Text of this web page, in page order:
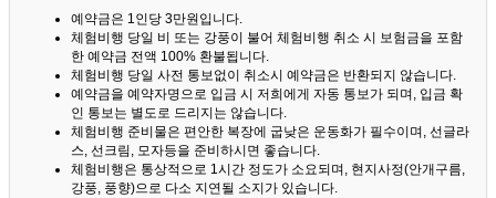
예약금은 1인당 3만원입니다.
체험비행 당일 비 또는 강풍이 불어 체험비행 취소 시 보험금을 포함
한 예약금 전액 100% 환불됩니다.
체험비행 당일 사전 통보없이 취소시 예약금은 반환되지 않습니다.
예약금을 예약자명으로 입금 시 저희에게 자동 통보가 되며, 입금 확
인 통보는 별도로 드리지는 않습니다.
체험비행 준비물은 편안한 복장에 굽낮은 운동화가 필수이며, 선글라
스, 선크림, 모자등을 준비하시면 좋습니다.
체험비행은 통상적으로 1시간 정도가 소요되며, 현지사정(안개구름,
강풍, 풍향)으로 다소 지연될 소지가 있습니다.